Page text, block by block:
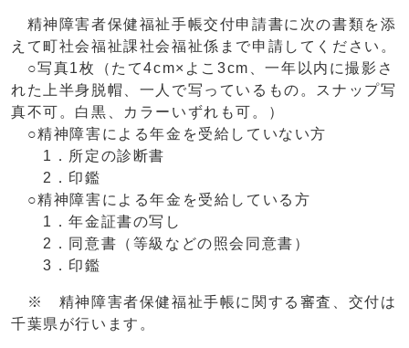
精神障害者保健福祉手帳交付申請書に次の書類を添
えて町社会福祉課社会福祉係まで申請してください。
○写真1枚（たて4cm×よこ3cm、一年以内に撮影さ
れた上半身脱帽、一人で写っているもの。スナップ写
真不可。白黒、カラーいずれも可。）
○精神障害による年金を受給していない方
1．所定の診断書
2．印鑑
○精神障害による年金を受給している方
1．年金証書の写し
2．同意書（等級などの照会同意書）
3．印鑑
※ 精神障害者保健福祉手帳に関する審査、交付は
千葉県が行います。